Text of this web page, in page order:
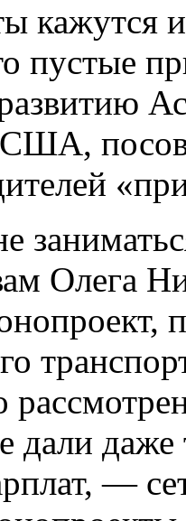
кажутся
пустые
Олега
даже
—